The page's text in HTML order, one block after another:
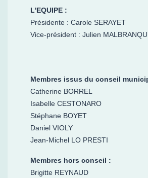
L'EQUIPE :
Présidente : Carole SERAYET
Vice-président : Julien
Membres issus du conseil
Catherine BORREL
Isabelle CESTONARO
Stéphane BOYET
Daniel VIOLY
Jean-Michel LO PRESTI
Membres hors conseil :
Brigitte REYNAUD